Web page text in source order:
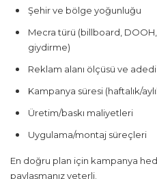
Şehir ve bölge yoğunluğu
Mecra türü (billboard,
giydirme)
Reklam alanı ölçüsü ve adedi
Kampanya süresi (haftalık/
Üretim/baskı maliyetleri
Uygulama/montaj süreçleri
En doğru plan için kampanya
paylaşmanız yeterli.